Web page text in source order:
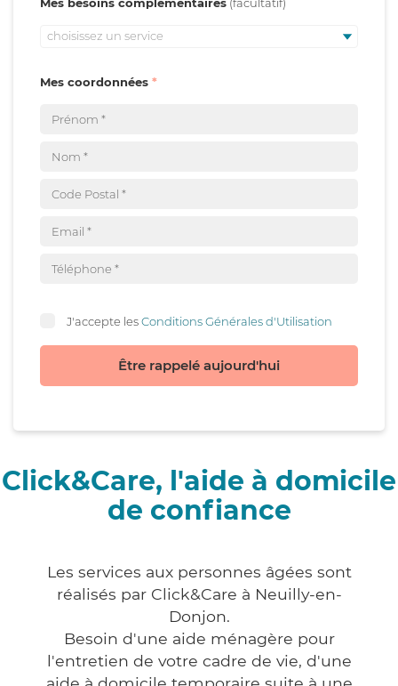
Mes besoins complémentaires
choisissez un service
Mes coordonnées
J'accepte lesConditions Générales d'Utilisation
Être rappelé aujourd'hui
Click&Care, l'aide à domicile
de confiance
Les services aux personnes âgées sont
réalisés par Click&Care à Neuilly-en-
Donjon.
Besoin d'une aide ménagère pour
l'entretien de votre cadre de vie, d'une